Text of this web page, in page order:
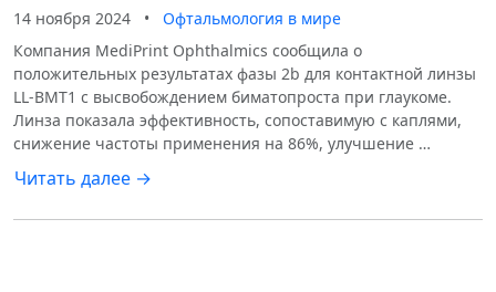
14 ноября 2024 •
Офтальмология в мире
Компания MediPrint Ophthalmics сообщила о
положительных результатах фазы 2b для контактной линзы
LL-BMT1 с высвобождением биматопроста при глаукоме.
Линза показала эффективность, сопоставимую с каплями,
снижение частоты применения на 86%, улучшение …
Читать далее →